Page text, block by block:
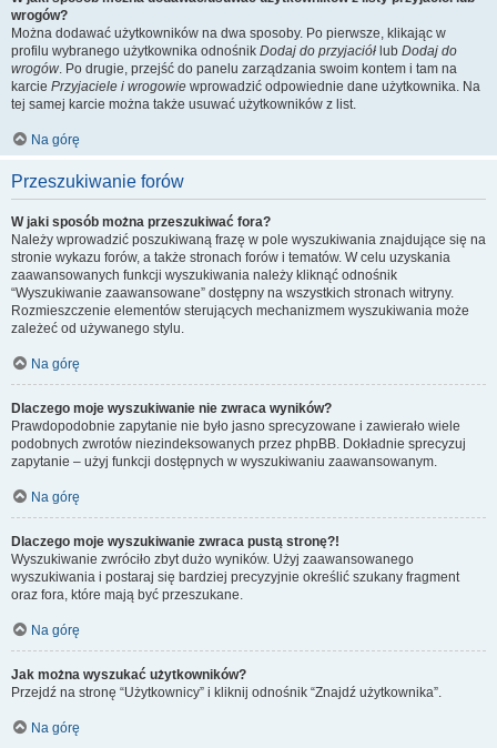
wrogów?
Można dodawać użytkowników na dwa sposoby. Po pierwsze, klikając w
profilu wybranego użytkownika odnośnik Dodaj do przyjaciół lub Dodaj do
wrogów. Po drugie, przejść do panelu zarządzania swoim kontem i tam na
karcie Przyjaciele i wrogowie wprowadzić odpowiednie dane użytkownika. Na
tej samej karcie można także usuwać użytkowników z list.
Na górę
Przeszukiwanie forów
W jaki sposób można przeszukiwać fora?
Należy wprowadzić poszukiwaną frazę w pole wyszukiwania znajdujące się na
stronie wykazu forów, a także stronach forów i tematów. W celu uzyskania
zaawansowanych funkcji wyszukiwania należy kliknąć odnośnik
“Wyszukiwanie zaawansowane” dostępny na wszystkich stronach witryny.
Rozmieszczenie elementów sterujących mechanizmem wyszukiwania może
zależeć od używanego stylu.
Na górę
Dlaczego moje wyszukiwanie nie zwraca wyników?
Prawdopodobnie zapytanie nie było jasno sprecyzowane i zawierało wiele
podobnych zwrotów niezindeksowanych przez phpBB. Dokładnie sprecyzuj
zapytanie – użyj funkcji dostępnych w wyszukiwaniu zaawansowanym.
Na górę
Dlaczego moje wyszukiwanie zwraca pustą stronę?!
Wyszukiwanie zwróciło zbyt dużo wyników. Użyj zaawansowanego
wyszukiwania i postaraj się bardziej precyzyjnie określić szukany fragment
oraz fora, które mają być przeszukane.
Na górę
Jak można wyszukać użytkowników?
Przejdź na stronę “Użytkownicy” i kliknij odnośnik “Znajdź użytkownika”.
Na górę